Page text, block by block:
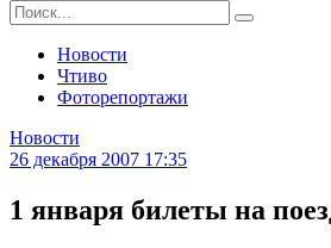
Новости
Чтиво
Фоторепортажи
Новости
26 декабря 2007 17:35
1 января билеты на